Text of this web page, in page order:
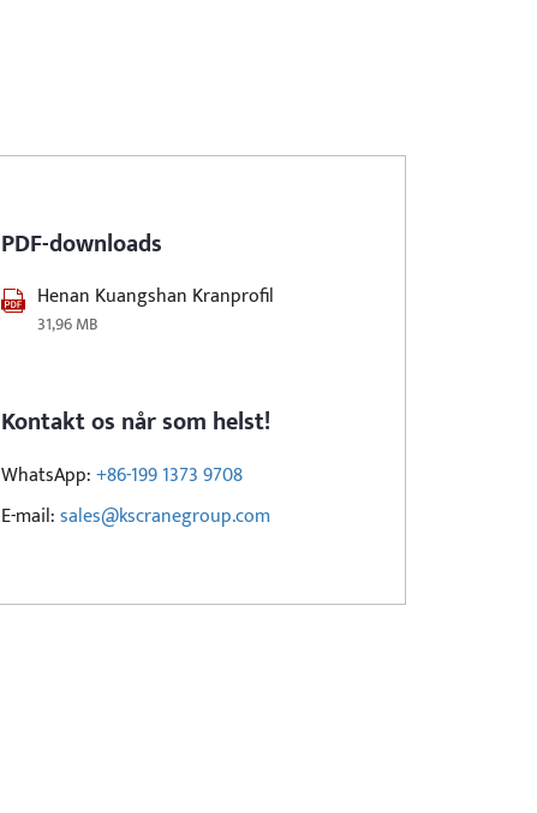
PDF-downloads
Henan Kuangshan Kranprofil
31,96 MB
Kontakt os når som helst!
WhatsApp:+86-199 1373 9708
E-mail:sales@kscranegroup.com